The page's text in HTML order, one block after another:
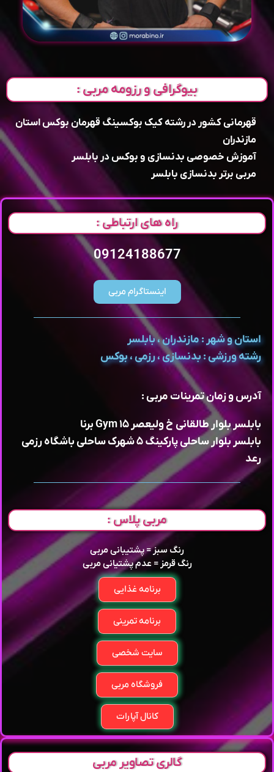
بیوگرافی و رزومه مربی :
قهرمانی کشور در رشته کیک بوکسینگ قهرمان بوکس استان
مازندران
آموزش خصوصی بدنسازی و بوکس در بابلسر
مربی برتر بدنسازی بابلسر
راه های ارتباطی :
09124188677
اینستاگرام مربی
استان و شهر : مازندران ، بابلسر
رشته ورزشی : بدنسازی ، رزمی ، بوکس
آدرس و زمان تمرینات مربی :
بابلسر بلوار طالقانی خ ولیعصر ۱۵ Gym برنا
بابلسر بلوار ساحلی پارکینگ ۵ شهرک ساحلی باشگاه رزمی
رعد
مربی پلاس :
رنگ سبز = پشتیبانی مربی
رنگ قرمز = عدم پشتیانی مربی
برنامه غذایی
برنامه تمرینی
سایت شخصی
فروشگاه مربی
کانال آپارات
گالری تصاویر مربی